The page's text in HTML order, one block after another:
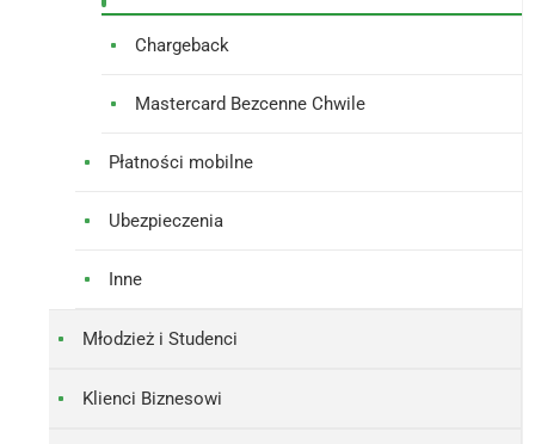
Chargeback
Mastercard Bezcenne Chwile
Płatności mobilne
Ubezpieczenia
Inne
Młodzież i Studenci
Klienci Biznesowi